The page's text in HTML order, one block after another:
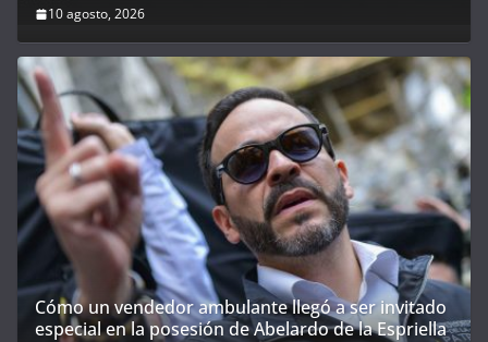
10 agosto, 2026
Cómo un vendedor ambulante llegó a ser invitado
especial en la posesión de Abelardo de la Espriella